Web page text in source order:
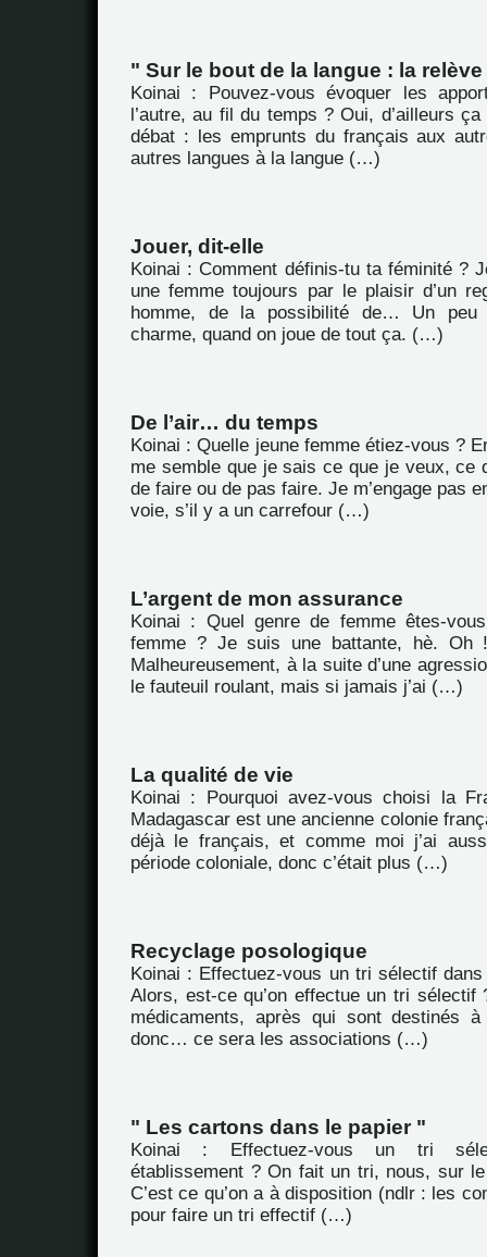
" Sur le bout de la langue : la
Koinai : Pouvez-vous évoquer les
l’autre, au fil du temps ? Oui, d’ailleurs
débat : les emprunts du français aux
autres langues à la langue (…)
Jouer, dit-elle
Koinai : Comment définis-tu ta féminité ?
une femme toujours par le plaisir d’un
homme, de la possibilité de… Un peu
charme, quand on joue de tout ça. (…)
De l’air… du temps
Koinai : Quelle jeune femme étiez-vous ?
me semble que je sais ce que je veux, ce
de faire ou de pas faire. Je m’engage pas
voie, s’il y a un carrefour (…)
L’argent de mon assurance
Koinai : Quel genre de femme êtes-
femme ? Je suis une battante, hè. Oh !
Malheureusement, à la suite d’une
le fauteuil roulant, mais si jamais j’ai (…)
La qualité de vie
Koinai : Pourquoi avez-vous choisi la
Madagascar est une ancienne colonie
déjà le français, et comme moi j’ai
période coloniale, donc c’était plus (…)
Recyclage posologique
Koinai : Effectuez-vous un tri sélectif
Alors, est-ce qu’on effectue un tri sélectif
médicaments, après qui sont destinés
donc… ce sera les associations (…)
" Les cartons dans le papier "
Koinai : Effectuez-vous un tri
établissement ? On fait un tri, nous, sur
C’est ce qu’on a à disposition (ndlr : les
pour faire un tri effectif (…)